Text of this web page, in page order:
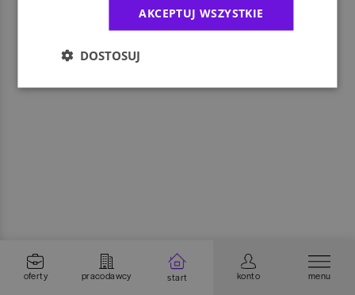
oferty pracodawcy start konto menu
AKCEPTUJ WSZYSTKIE
DOSTOSUJ